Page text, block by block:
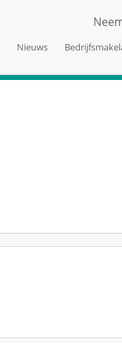
Nieuws